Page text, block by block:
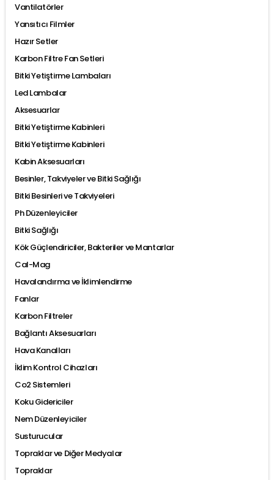
Vantilatörler
Yansıtıcı Filmler
Hazır Setler
Karbon Filtre Fan Setleri
Bitki Yetiştirme Lambaları
Led Lambalar
Aksesuarlar
Bitki Yetiştirme Kabinleri
Bitki Yetiştirme Kabinleri
Kabin Aksesuarları
Besinler, Takviyeler ve Bitki Sağlığı
Bitki Besinleri ve Takviyeleri
Ph Düzenleyiciler
Bitki Sağlığı
Kök Güçlendiriciler, Bakteriler ve Mantarlar
Cal-Mag
Havalandırma ve İklimlendirme
Fanlar
Karbon Filtreler
Bağlantı Aksesuarları
Hava Kanalları
İklim Kontrol Cihazları
Co2 Sistemleri
Koku Gidericiler
Nem Düzenleyiciler
Susturucular
Topraklar ve Diğer Medyalar
Topraklar